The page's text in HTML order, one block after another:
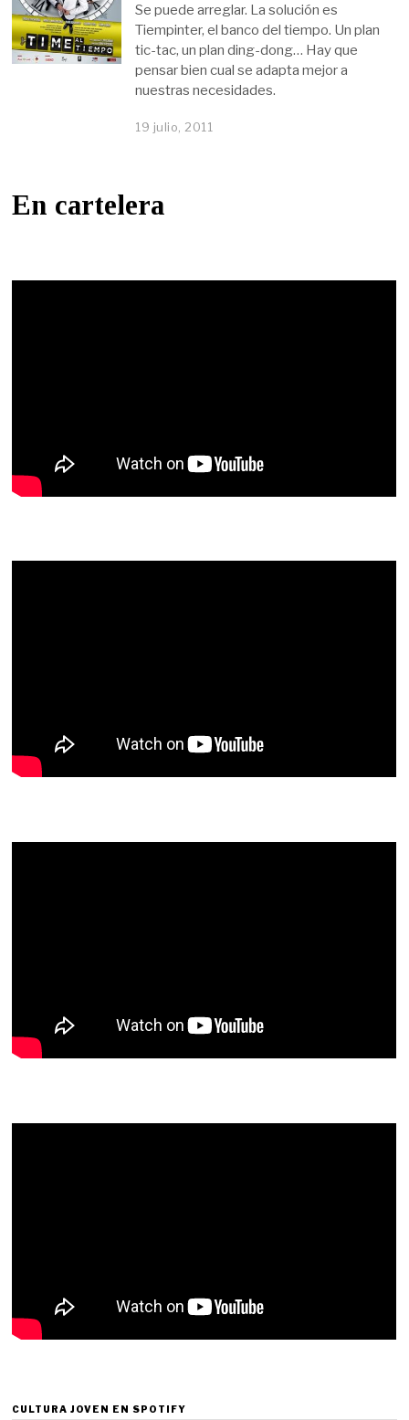
Se puede arreglar. La solución es
Tiempinter, el banco del tiempo. Un plan
tic-tac, un plan ding-dong… Hay que
pensar bien cual se adapta mejor a
nuestras necesidades.
19 julio, 2011
En cartelera
CULTURA JOVEN EN SPOTIFY